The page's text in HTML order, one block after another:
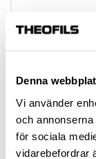
Denna
Vi använder
och
för sociala
vidarebefordrar
SKRUV K6S